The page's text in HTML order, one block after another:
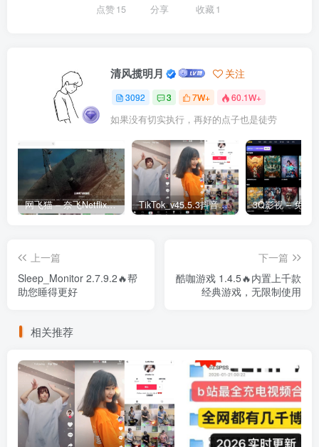
点赞15 分享 收藏1
清风揽明月 关注
3092 3 7W+ 60.1W+
如果没有切实执行，再好的点子也是徒劳
网飞猫 – 奈飞Netflix免费看 TikTok_v45.5.3抖音国际版_免拔卡解锁全球版
上一篇
Sleep_Monitor 2.7.9.2🔥帮
助您睡得更好
下一篇
酷咖游戏 1.4.5🔥内置上千款
经典游戏，无限制使用
相关推荐